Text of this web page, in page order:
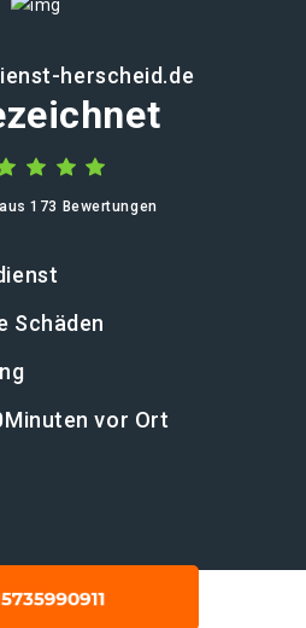
herscheid.de
173 Bewertungen
Schäden
vor Ort